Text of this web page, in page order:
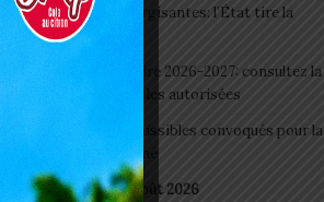
Togo/ Boissons énergisantes: l’État tire la
sonnette d’alarme
Togo/ Rentrée scolaire 2026-2027: consultez la
liste officielle des écoles autorisées
ESSAL 2026 : les admissibles convoqués pour la
visite médicale à Lomé
août 2026